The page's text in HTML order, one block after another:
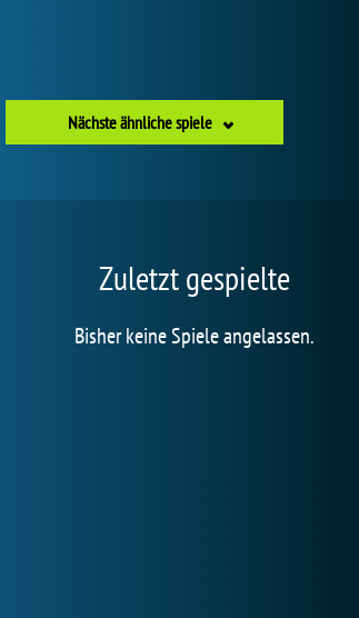
Nächste ähnliche spiele
Zuletzt gespielte
Bisher keine Spiele angelassen.